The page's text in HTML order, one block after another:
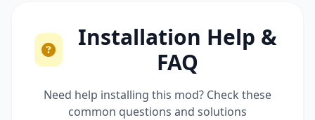
Installation Help &
FAQ
Need help installing this mod? Check these
common questions and solutions